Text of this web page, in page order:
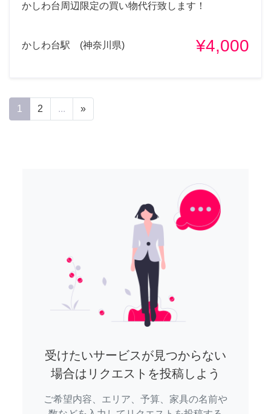
かしわ台周辺限定の買い物代行致します！
かしわ台駅 (神奈川県) ¥4,000
1 2 ... »
受けたいサービスが見つからない
場合はリクエストを投稿しよう
ご希望内容、エリア、予算、家具の名前や